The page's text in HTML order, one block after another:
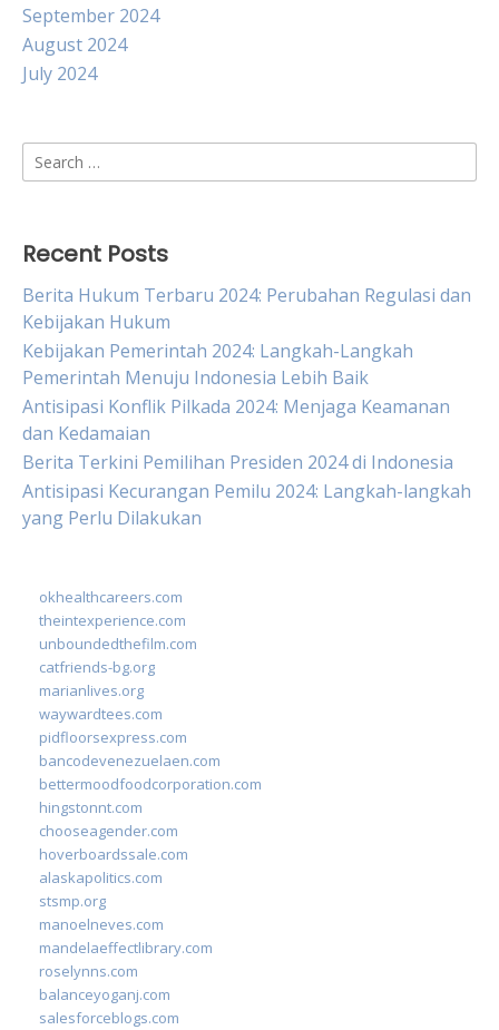
September 2024
August 2024
July 2024
Search
for:
Recent Posts
Berita Hukum Terbaru 2024: Perubahan Regulasi dan
Kebijakan Hukum
Kebijakan Pemerintah 2024: Langkah-Langkah
Pemerintah Menuju Indonesia Lebih Baik
Antisipasi Konflik Pilkada 2024: Menjaga Keamanan
dan Kedamaian
Berita Terkini Pemilihan Presiden 2024 di Indonesia
Antisipasi Kecurangan Pemilu 2024: Langkah-langkah
yang Perlu Dilakukan
okhealthcareers.com
theintexperience.com
unboundedthefilm.com
catfriends-bg.org
marianlives.org
waywardtees.com
pidfloorsexpress.com
bancodevenezuelaen.com
bettermoodfoodcorporation.com
hingstonnt.com
chooseagender.com
hoverboardssale.com
alaskapolitics.com
stsmp.org
manoelneves.com
mandelaeffectlibrary.com
roselynns.com
balanceyoganj.com
salesforceblogs.com